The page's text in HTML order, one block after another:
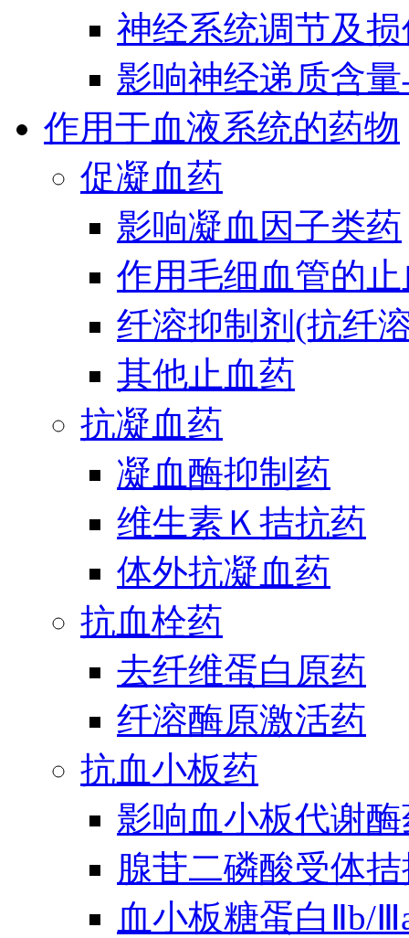
神经系统调节及
影响神经递质含
作用于血液系统的药物
促凝血药
影响凝血因子类药
作用毛细血管的
纤溶抑制剂(抗纤
其他止血药
抗凝血药
凝血酶抑制药
维生素Ｋ拮抗药
体外抗凝血药
抗血栓药
去纤维蛋白原药
纤溶酶原激活药
抗血小板药
影响血小板代谢
腺苷二磷酸受体
血小板糖蛋白Ⅱb/